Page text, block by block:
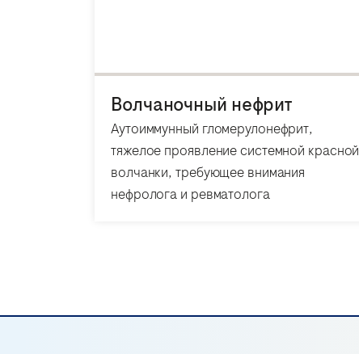
Волчаночный нефрит
Аутоиммунный гломерулонефрит,
тяжелое проявление системной красной
волчанки, требующее внимания
нефролога и ревматолога